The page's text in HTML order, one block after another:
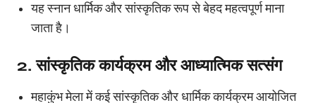
यह स्नान धार्मिक और सांस्कृतिक रूप से बेहद महत्वपूर्ण माना
जाता है।
2. सांस्कृतिक कार्यक्रम और आध्यात्मिक सत्संग
महाकुंभ मेला में कई सांस्कृतिक और धार्मिक कार्यक्रम आयोजित